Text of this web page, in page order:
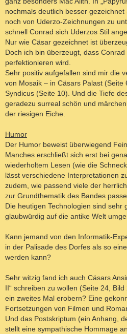
nochmals deutlich besser
noch von Uderzo-Zeichnungen zu
schnell Conrad sich Uderzos Stil
Nur wie Cäsar gezeichnet ist
Doch ich bin überzeugt, dass
perfektionieren wird.
Sehr positiv aufgefallen sind mir die
von Mosaik – in Cäsars Palast (Seite
Syndicus (Seite 10). Und die Tiefe
geradezu surreal schön und
der riesigen Eiche.
Humor
Der Humor beweist überwiegend
Manches erschließt sich erst bei
wiederholtem Lesen (wie die
lässt verschiedene Interpretationen
zudem, wie passend viele der
zur Grundthematik des Bandes
Die heutigen Technologien sind sehr
glaubwürdig auf die antike Welt
Kann jemand von den Informatik-
in der Palisade des Dorfes als so
werden kann?
Sehr witzig fand ich auch Cäsars
II“ schreiben zu wollen (Seite 24,
ein zweites Mal erobern? Eine
Fortsetzungen von Filmen und
Und das Postskriptum (ein Anhang,
stellt eine sympathische Hommage